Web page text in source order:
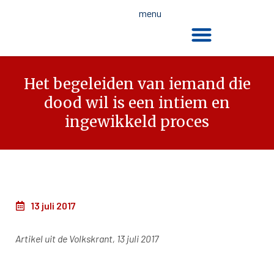
menu
Het begeleiden van iemand die
dood wil is een intiem en
ingewikkeld proces
13 juli 2017
Artikel uit de Volkskrant, 13 juli 2017